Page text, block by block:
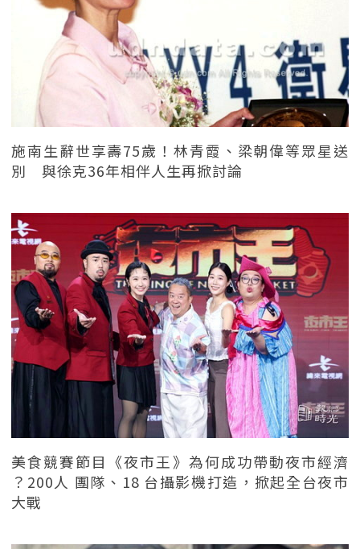
施南生辭世享壽75歲！林青霞、梁朝偉等眾星送
別 與徐克36年相伴人生再掀討論
美食競賽節目《夜市王》為何成功帶動夜市經濟
？200人 團隊、18 台攝影機打造，掀起全台夜市
大戰